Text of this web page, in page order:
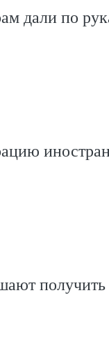
дали по
получить